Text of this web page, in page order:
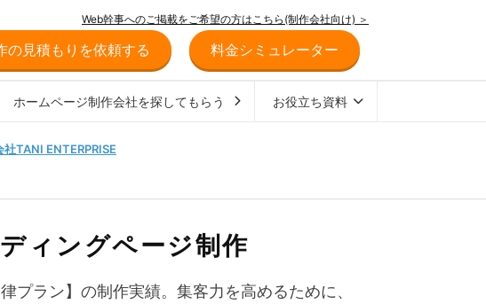
Web幹事へのご掲載をご希望の方はこちら(制作会社向け) ＞
の見積もりを依頼する 料金シミュレーター
ホームページ制作会社を探してもらう お役立ち資料
社TANI ENTERPRISE
ィングページ制作
ラン】の制作実績。集客力を高めるために、